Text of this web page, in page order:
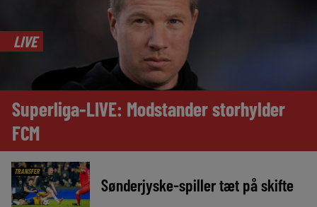
LIVE
Superliga-LIVE: Modstander storhylder
FCM
TRANSFER
Sønderjyske-spiller tæt på skifte